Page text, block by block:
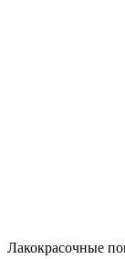
Лакокрасочные